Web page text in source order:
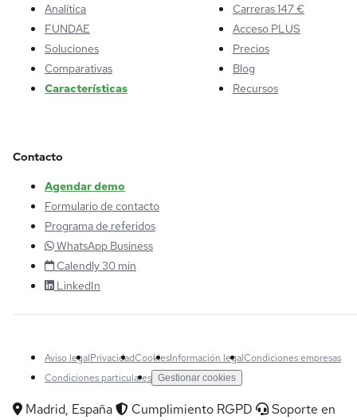
Analítica
FUNDAE
Soluciones
Comparativas
Características
Carreras 147 €
Acceso PLUS
Precios
Blog
Recursos
Contacto
Agendar demo
Formulario de contacto
Programa de referidos
WhatsApp Business
Calendly 30 min
LinkedIn
Aviso legalPrivacidadCookiesInformación legalCondiciones empresas
Condiciones particulares Gestionar cookies
Madrid, España Cumplimiento RGPD
Soporte en